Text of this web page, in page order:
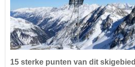
15 sterke punten van dit skigebied